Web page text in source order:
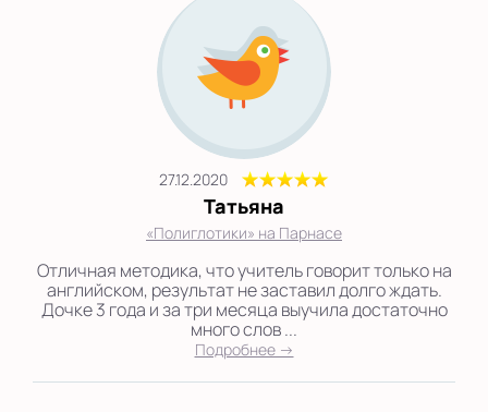
27.12.2020
Татьяна
«Полиглотики» на Парнасе
Отличная методика, что учитель говорит только на
английском, результат не заставил долго ждать.
Дочке 3 года и за три месяца выучила достаточно
много слов ...
Подробнее →